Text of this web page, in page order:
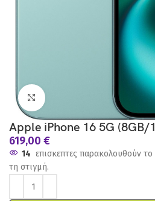
Click to enlarge
Apple iPhone 16 5G (8GB/
619,00 €
14 επισκεπτες παρακολουθούν
τη στιγμή.